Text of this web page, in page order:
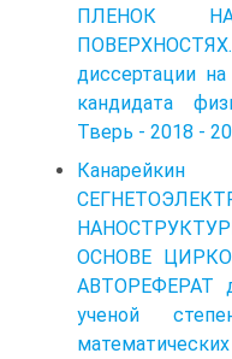
ПЛЕНОК НА
диссертации
кандидата
Тверь - 2018 -
Канарейкин
ОСНОВЕ
АВТОРЕФЕРАТ
ученой